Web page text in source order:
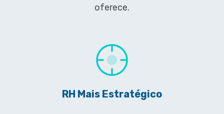
oferece.
RH Mais Estratégico